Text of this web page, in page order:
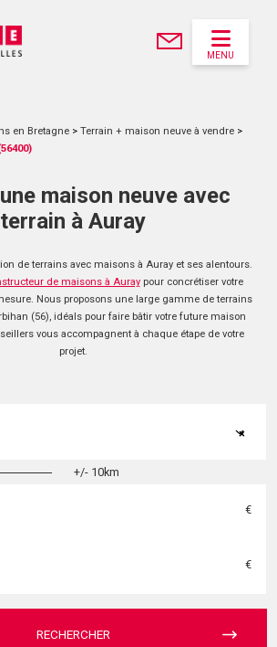
MENU
en Bretagne > Terrain + maison neuve à vendre >
maison neuve avec
terrain à Auray
de terrains avec maisons à Auray et ses alentours.
de maisons à Auraypour concrétiser votre
Nous proposons une large gamme de terrains
(56), idéals pour faire bâtir votre future maison
vous accompagnent à chaque étape de votre
projet.
×
+/- 10km
€
€
RECHERCHER